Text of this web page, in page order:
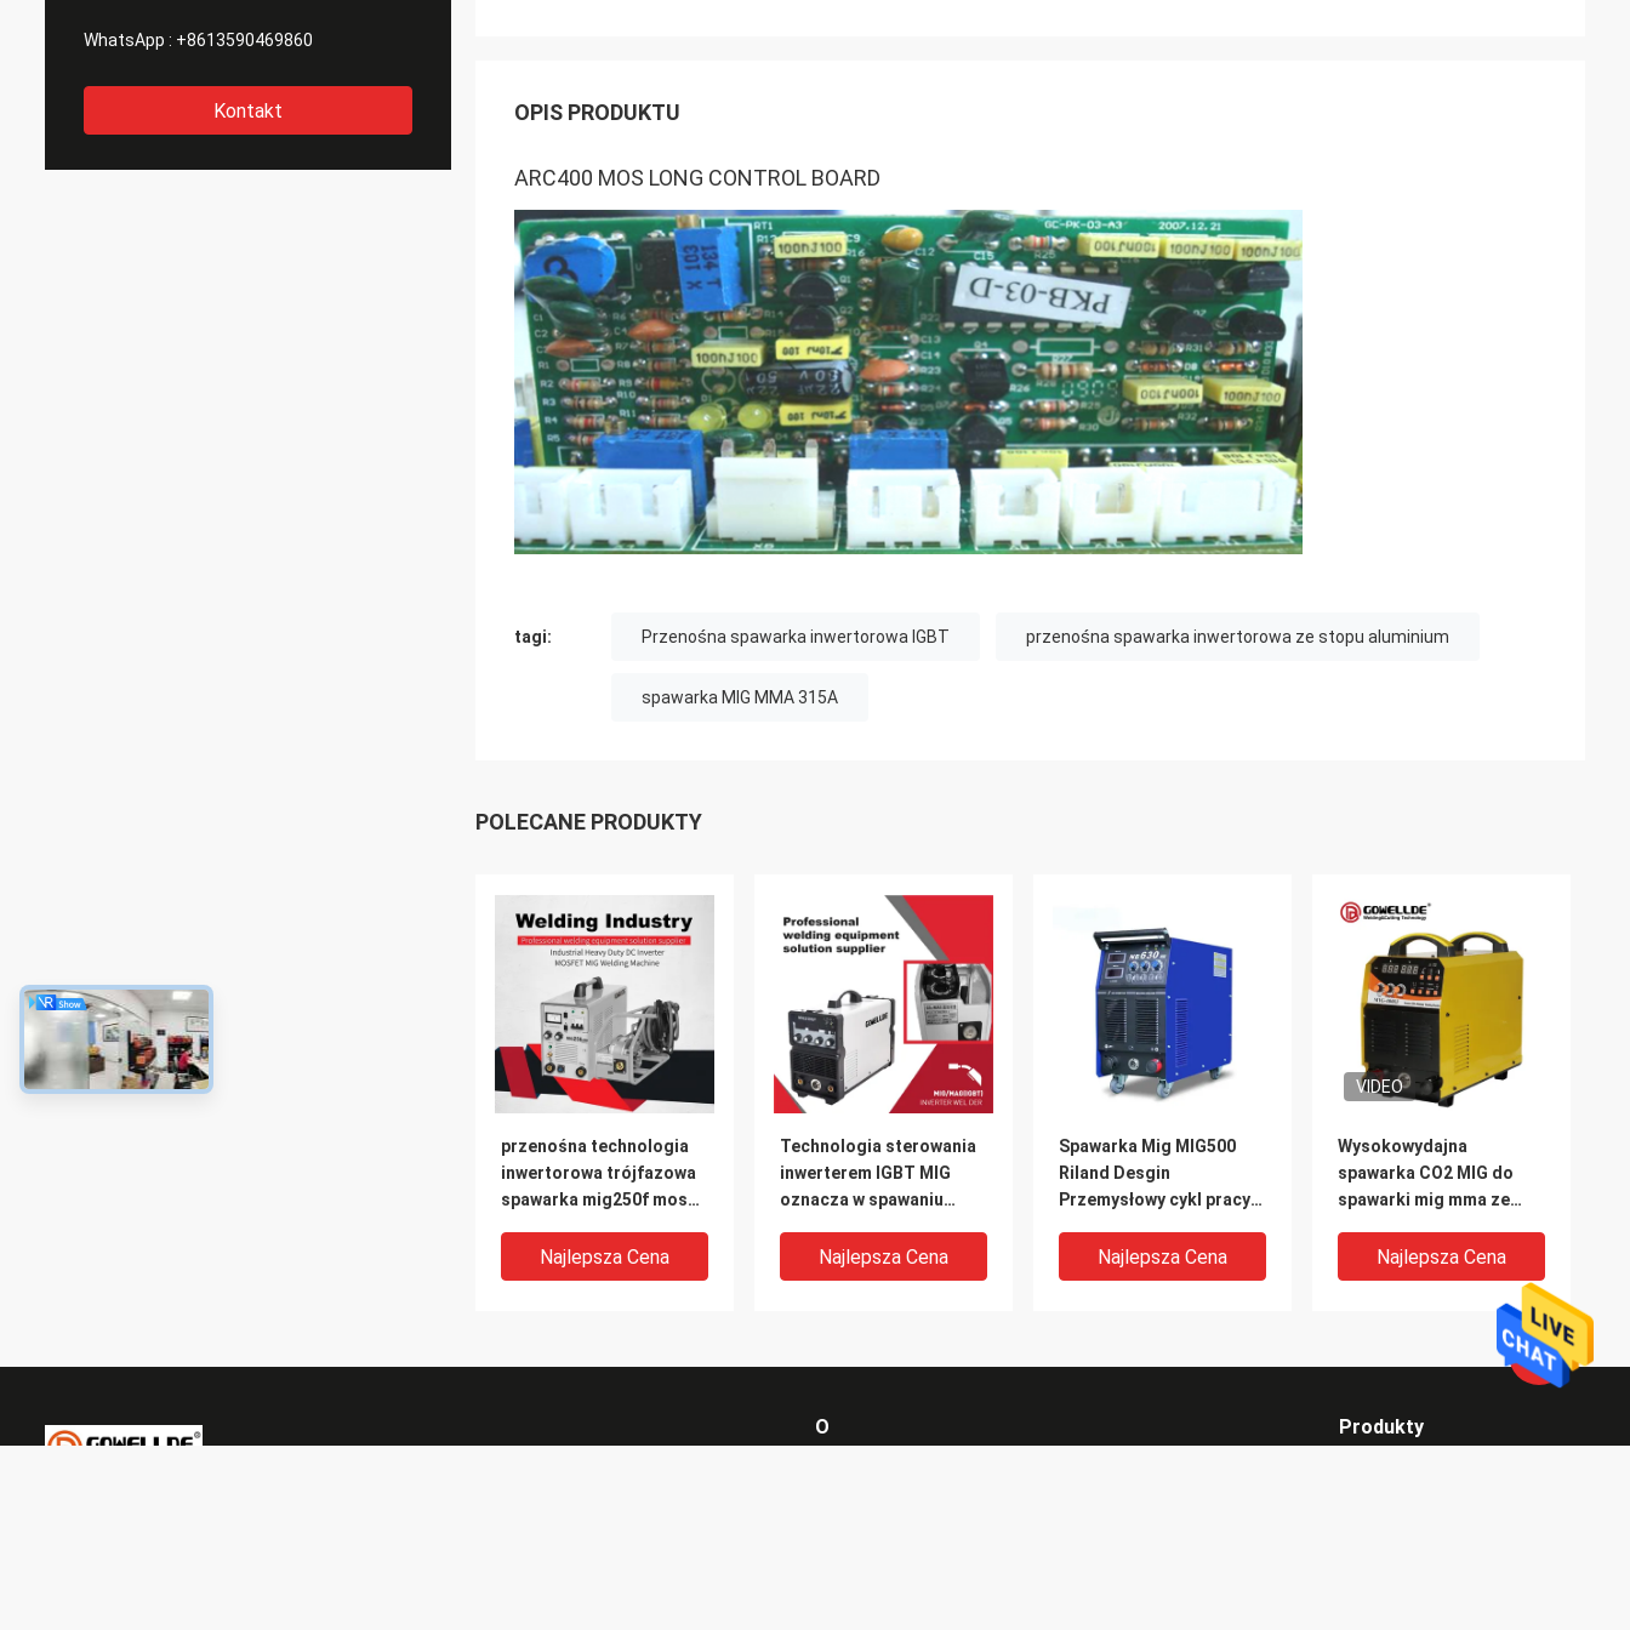
WhatsApp : +8613590469860
Kontakt OPIS PRODUKTU
ARC400 MOS LONG CONTROL BOARD
tagi: Przenośna spawarka inwertorowa IGBT przenośna spawarka inwertorowa ze stopu aluminium
spawarka MIG MMA 315A
POLECANE PRODUKTY
przenośna technologia
inwertorowa trójfazowa
spawarka mig250f mos
Najlepsza Cena
Technologia sterowania
inwerterem IGBT MIG
oznacza w spawaniu
MIG MMA Maszyna 380A 3
fazy
Najlepsza Cena
Spawarka Mig MIG500
Riland Desgin
Przemysłowy cykl pracy
Protect inteligentne
spawanie z 4T
Najlepsza Cena
VIDEO
Wysokowydajna
spawarka CO2 MIG do
spawarki mig mma ze
nierdzewnej
Najlepsza Cena
O Produkty